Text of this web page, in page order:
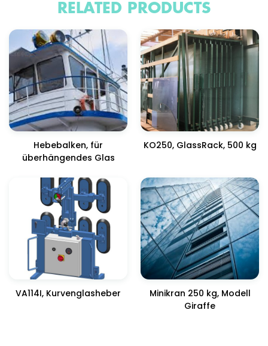
RELATED PRODUCTS
Hebebalken, für
überhängendes Glas
KO250, GlassRack, 500 kg
VA114I, Kurvenglasheber
Minikran 250 kg, Modell
Giraffe